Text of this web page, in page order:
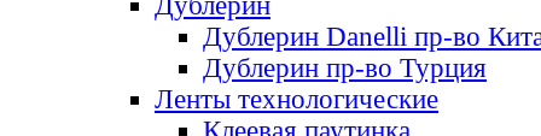
Дублерин Danelli пр-во
Дублерин пр-во Турция
Ленты технологические